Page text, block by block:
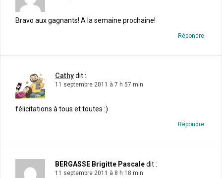
Bravo aux gagnants! A la semaine prochaine!
Répondre
Cathydit :
11 septembre 2011 à 7 h 57 min
félicitations à tous et toutes :)
Répondre
BERGASSE Brigitte Pascaledit :
11 septembre 2011 à 8 h 18 min